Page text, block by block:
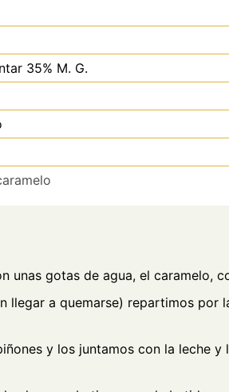
35% M. G.
unas gotas de agua, el caramelo,
llegar a quemarse) repartimos por
y los juntamos con la leche y